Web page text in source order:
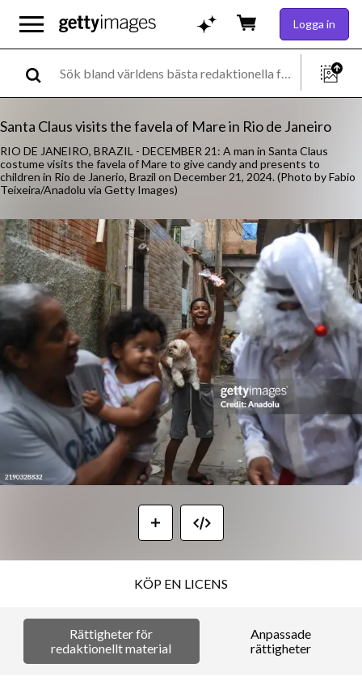
Logga in
Santa Claus visits the favela of Mare in Rio de Janeiro
RIO DE JANEIRO, BRAZIL - DECEMBER 21: A man in Santa Claus
costume visits the favela of Mare to give candy and presents to
children in Rio de Janerio, Brazil on December 21, 2024. (Photo by Fabio
Teixeira/Anadolu via Getty Images)
KÖP EN LICENS
Rättigheter för
redaktionellt material
Anpassade
rättigheter